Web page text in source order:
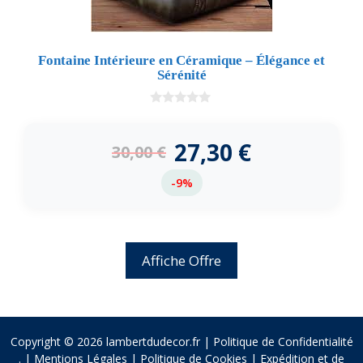
Fontaine Intérieure en Céramique – Élégance et
Sérénité
5
30,00€ 27,30 €
-9%
Affiche Offre
Copyright © 2026 lambertdudecor.fr | Politique de Confidentialité
. | Mentions Légales | Politique de Cookies | Expédition et de